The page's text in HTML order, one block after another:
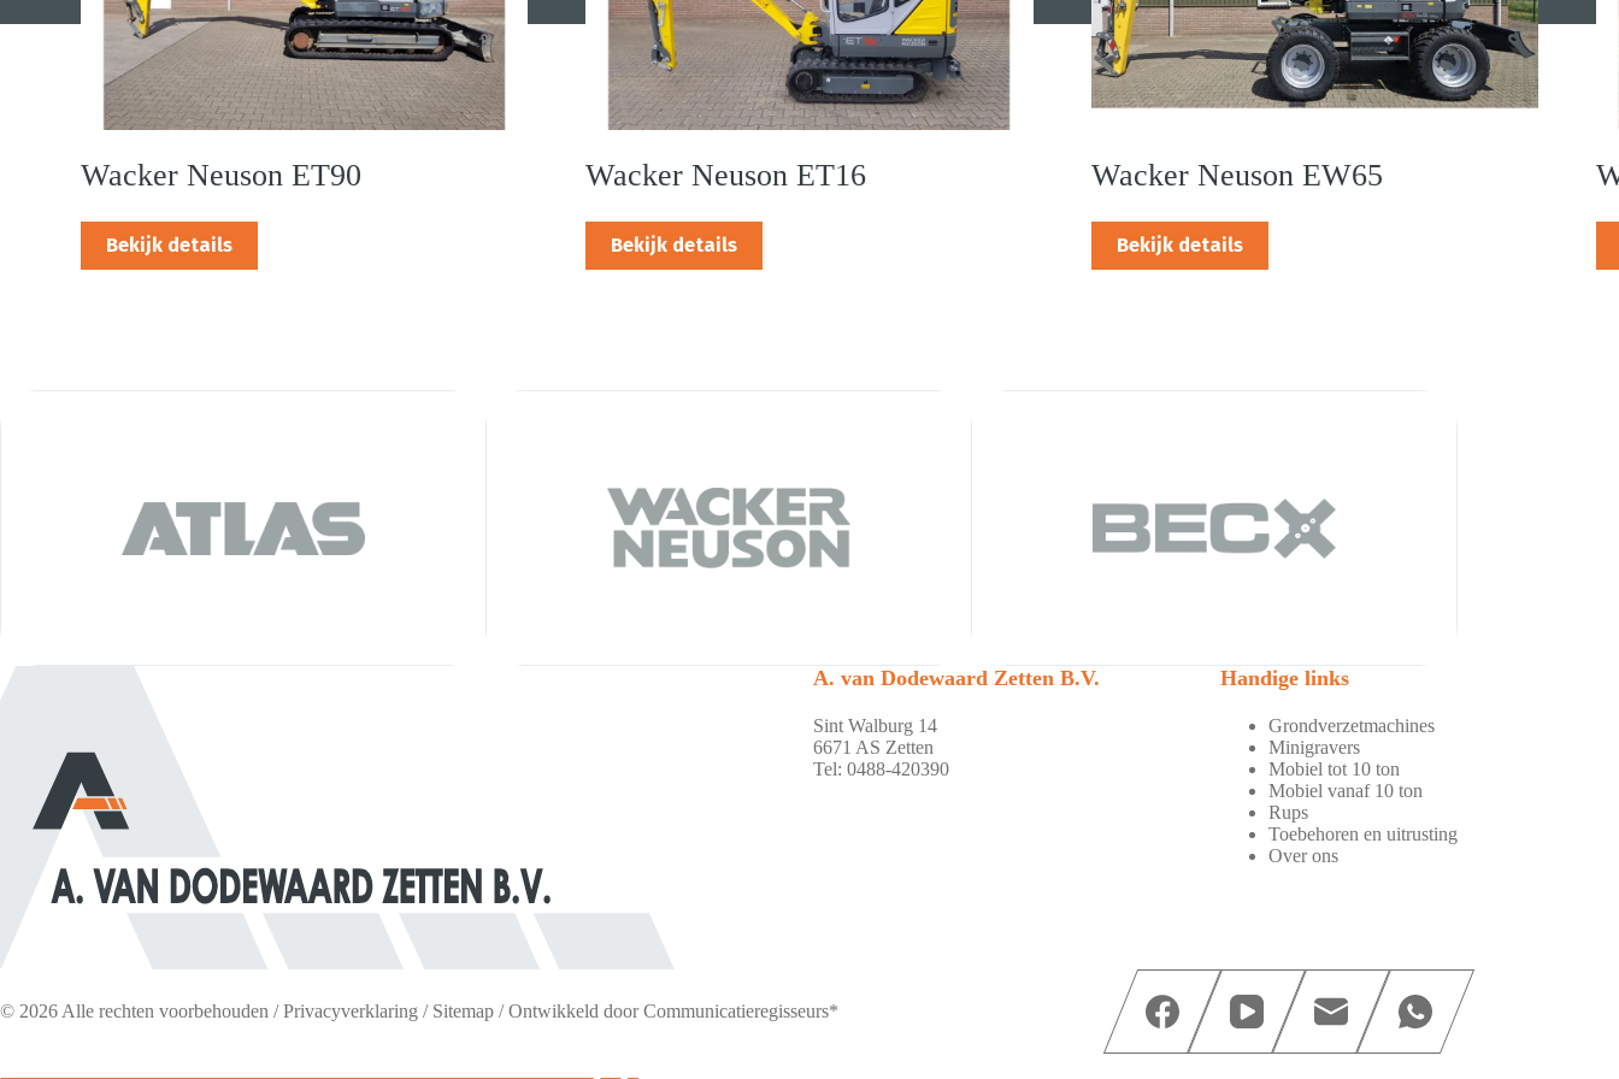
Wacker Neuson ET90
Bekijk details
Wacker Neuson ET16
Bekijk details
Wacker Neuson EW65
Bekijk details
A. van Dodewaard Zetten B.V.
Sint Walburg 14
6671 AS Zetten
Tel: 0488-420390
Handige links
Grondverzetmachines
Minigravers
Mobiel tot 10 ton
Mobiel vanaf 10 ton
Rups
Toebehoren en uitrusting
Over ons
© 2026 Alle rechten voorbehouden /Privacyverklaring / Sitemap / Ontwikkeld doorCommunicatieregisseurs*